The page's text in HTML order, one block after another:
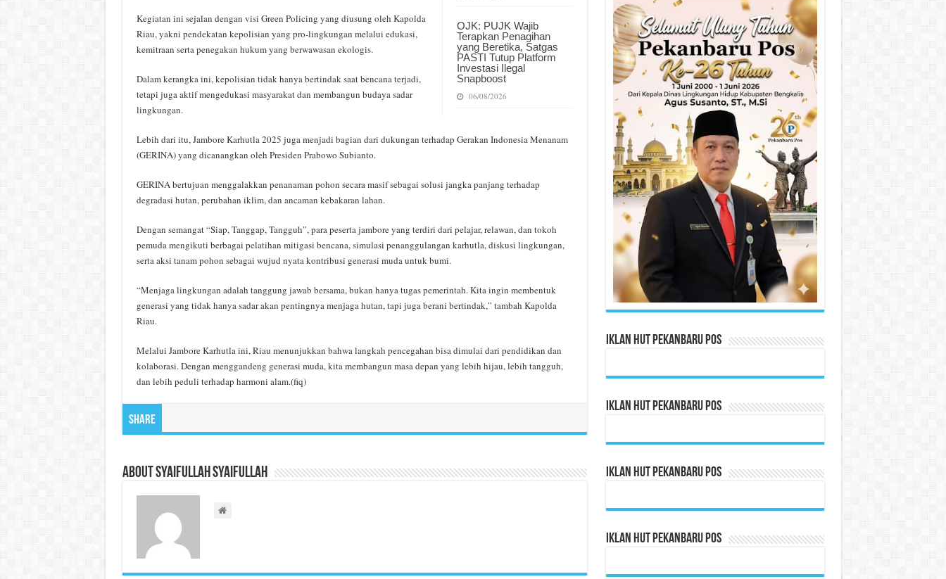
OJK: PUJK Wajib
Terapkan Penagihan
yang Beretika, Satgas
PASTI Tutup Platform
Investasi Ilegal
Snapboost
06/08/2026
Kegiatan ini sejalan dengan visi Green Policing yang diusung oleh Kapolda
Riau, yakni pendekatan kepolisian yang pro-lingkungan melalui edukasi,
kemitraan serta penegakan hukum yang berwawasan ekologis.
Dalam kerangka ini, kepolisian tidak hanya bertindak saat bencana terjadi,
tetapi juga aktif mengedukasi masyarakat dan membangun budaya sadar
lingkungan.
Lebih dari itu, Jambore Karhutla 2025 juga menjadi bagian dari dukungan terhadap Gerakan Indonesia Menanam
(GERINA) yang dicanangkan oleh Presiden Prabowo Subianto.
GERINA bertujuan menggalakkan penanaman pohon secara masif sebagai solusi jangka panjang terhadap
degradasi hutan, perubahan iklim, dan ancaman kebakaran lahan.
Dengan semangat “Siap, Tanggap, Tangguh”, para peserta jambore yang terdiri dari pelajar, relawan, dan tokoh
pemuda mengikuti berbagai pelatihan mitigasi bencana, simulasi penanggulangan karhutla, diskusi lingkungan,
serta aksi tanam pohon sebagai wujud nyata kontribusi generasi muda untuk bumi.
“Menjaga lingkungan adalah tanggung jawab bersama, bukan hanya tugas pemerintah. Kita ingin membentuk
generasi yang tidak hanya sadar akan pentingnya menjaga hutan, tapi juga berani bertindak,” tambah Kapolda
Riau.
Melalui Jambore Karhutla ini, Riau menunjukkan bahwa langkah pencegahan bisa dimulai dari pendidikan dan
kolaborasi. Dengan menggandeng generasi muda, kita membangun masa depan yang lebih hijau, lebih tangguh,
dan lebih peduli terhadap harmoni alam.(fiq)
Share
About Syaifullah Syaifullah
Iklan HUT Pekanbaru Pos
Iklan HUT Pekanbaru Pos
Iklan HUT Pekanbaru Pos
Iklan HUT Pekanbaru Pos